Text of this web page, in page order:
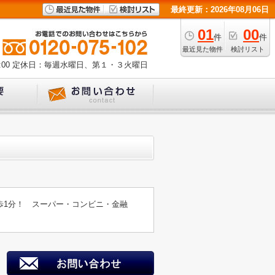
最終更新：2026年08月06日
01件
最近見た物件
00件
検討リスト
定休日：毎週水曜日、第１・３火曜日
1分！ スーパー・コンビニ・金融